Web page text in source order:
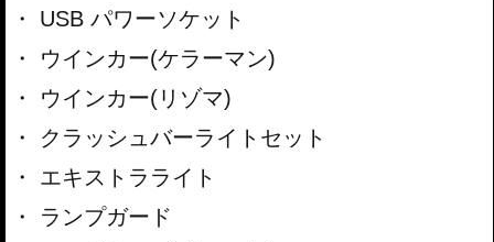
USB パワーソケット
ウインカー(ケラーマン)
ウインカー(リゾマ)
クラッシュバーライトセット
エキストラライト
ランプガード